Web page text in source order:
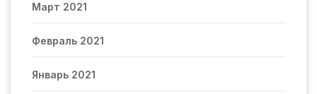
Март 2021
Февраль 2021
Январь 2021